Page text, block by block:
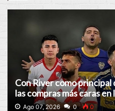
Con River como principal
las compras más caras
argentino
Ago 07, 2026 0 0